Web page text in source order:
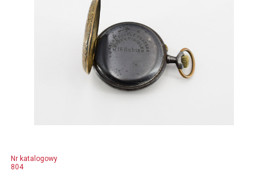
Nr katalogowy
804